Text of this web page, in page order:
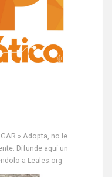
» Adopta, no le
Difunde aquí un
a Leales.org